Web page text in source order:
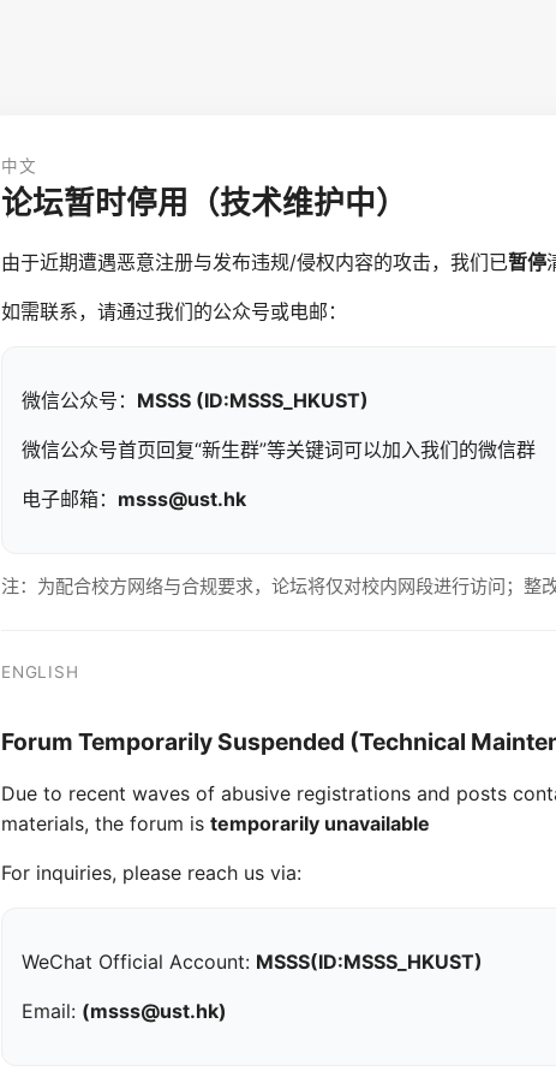
中文
论坛暂时停用（技术维护中）
由于近期遭遇恶意注册与发布违规/侵权内容的攻击，我们已暂停
如需联系，请通过我们的公众号或电邮：
微信公众号： MSSS (ID:MSSS_HKUST)
微信公众号首页回复“新生群”等关键词可以加入我们的微信群
电子邮箱： msss@ust.hk
注：为配合校方网络与合规要求，论坛将仅对校内网段进行访问；整
ENGLISH
Forum Temporarily Suspended (Technical
Due to recent waves of abusive registrations and posts
materials, the forum is temporarily unavailable
For inquiries, please reach us via:
WeChat Official Account: MSSS(ID:MSSS_HKUST)
Email: (msss@ust.hk)